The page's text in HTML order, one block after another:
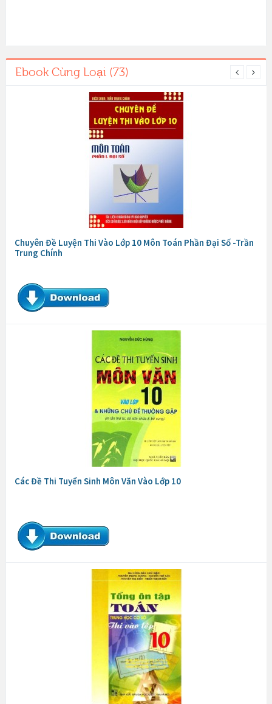
Ebook Cùng Loại (73)
Chuyên Đề Luyện Thi Vào Lớp 10 Môn Toán Phần Đại Số -Trần
Trung Chính
Các Đề Thi Tuyển Sinh Môn Văn Vào Lớp 10